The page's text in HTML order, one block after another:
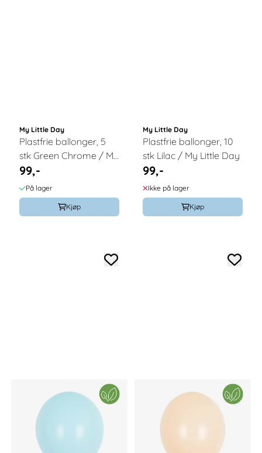
My Little Day
Plastfrie ballonger, 5
stk Green Chrome / My
Little Day
99,-
På lager
Kjøp
My Little Day
Plastfrie ballonger, 10
stk Lilac / My Little Day
99,-
Ikke på lager
Kjøp